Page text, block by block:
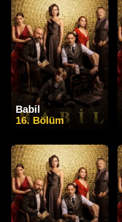
Babil
16. Bölüm